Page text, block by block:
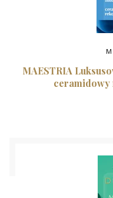
MAESTRIA
ceramidowy